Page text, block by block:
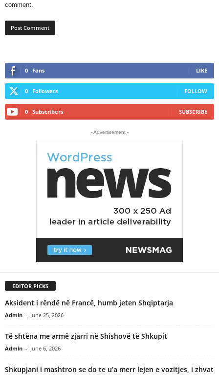
comment.
0 Fans LIKE
0 Followers FOLLOW
0 Subscribers SUBSCRIBE
- Advertisement -
EDITOR PICKS
Aksident i rëndë në Francë, humb jeten Shqiptarja
Admin - June 25, 2026
Të shtëna me armë zjarri në Shishovë të Shkupit
Admin - June 6, 2026
Shkupjani i mashtron se do te u’a merr lejen e vozitjes, i zhvat